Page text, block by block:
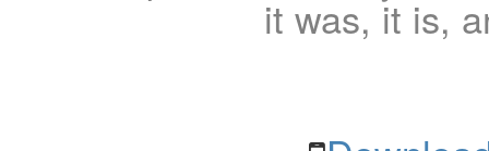
it was, it is,